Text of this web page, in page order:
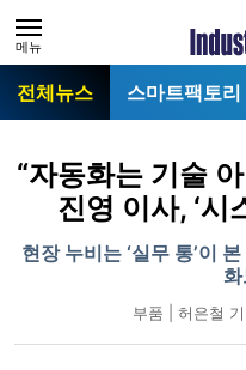
메뉴
전체뉴스 스마트팩토리
“자동화는 기술
진영 이사, ‘시
현장 누비는 ‘실무 통’이
화
부품 | 허은철